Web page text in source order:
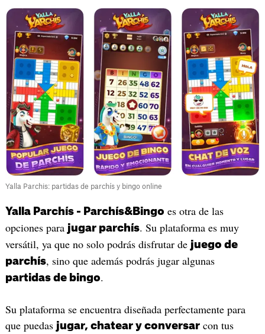
Yalla Parchis: partidas de parchís y bingo online
Yalla Parchís - Parchís&Bingo es otra de las
opciones para jugar parchís. Su plataforma es muy
versátil, ya que no solo podrás disfrutar de juego de
parchís, sino que además podrás jugar algunas
partidas de bingo.
Su plataforma se encuentra diseñada perfectamente para
que puedas jugar, chatear y conversarcon tus